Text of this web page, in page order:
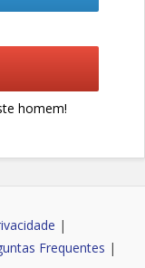
homem!
|
Frequentes |